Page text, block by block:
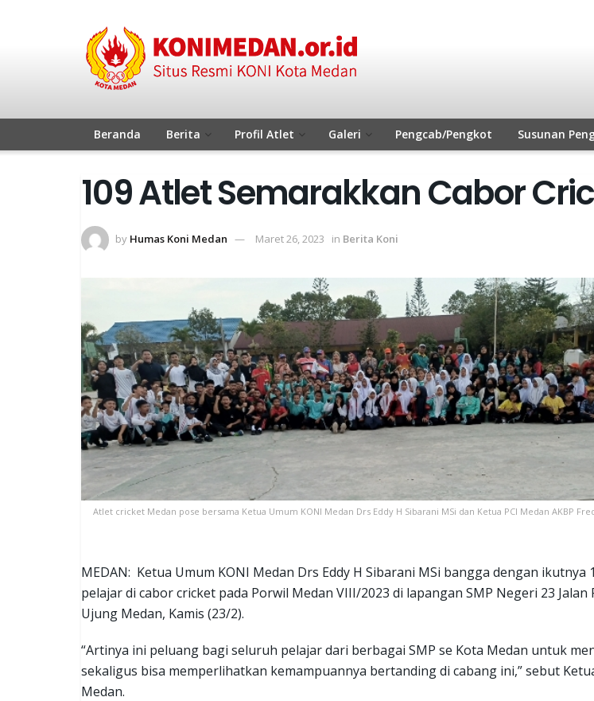
Beranda Berita Profil Atlet Galeri Pengcab/Pengkot Susunan
109 Atlet Semarakkan Cabor
by Humas Koni Medan Maret 26, 2023 in Berita Koni
Atlet cricket Medan pose bersama Ketua Umum KONI Medan Drs Eddy H Sibarani MSi dan Ketua PCI Medan AKBP
MEDAN: Ketua Umum KONI Medan Drs Eddy H Sibarani MSi bangga dengan ikutnya
pelajar di cabor cricket pada Porwil Medan VIII/2023 di lapangan SMP Negeri 23 Jalan
Ujung Medan, Kamis (23/2).
“Artinya ini peluang bagi seluruh pelajar dari berbagai SMP se Kota Medan untuk
sekaligus bisa memperlihatkan kemampuannya bertanding di cabang ini,” sebut
Medan.